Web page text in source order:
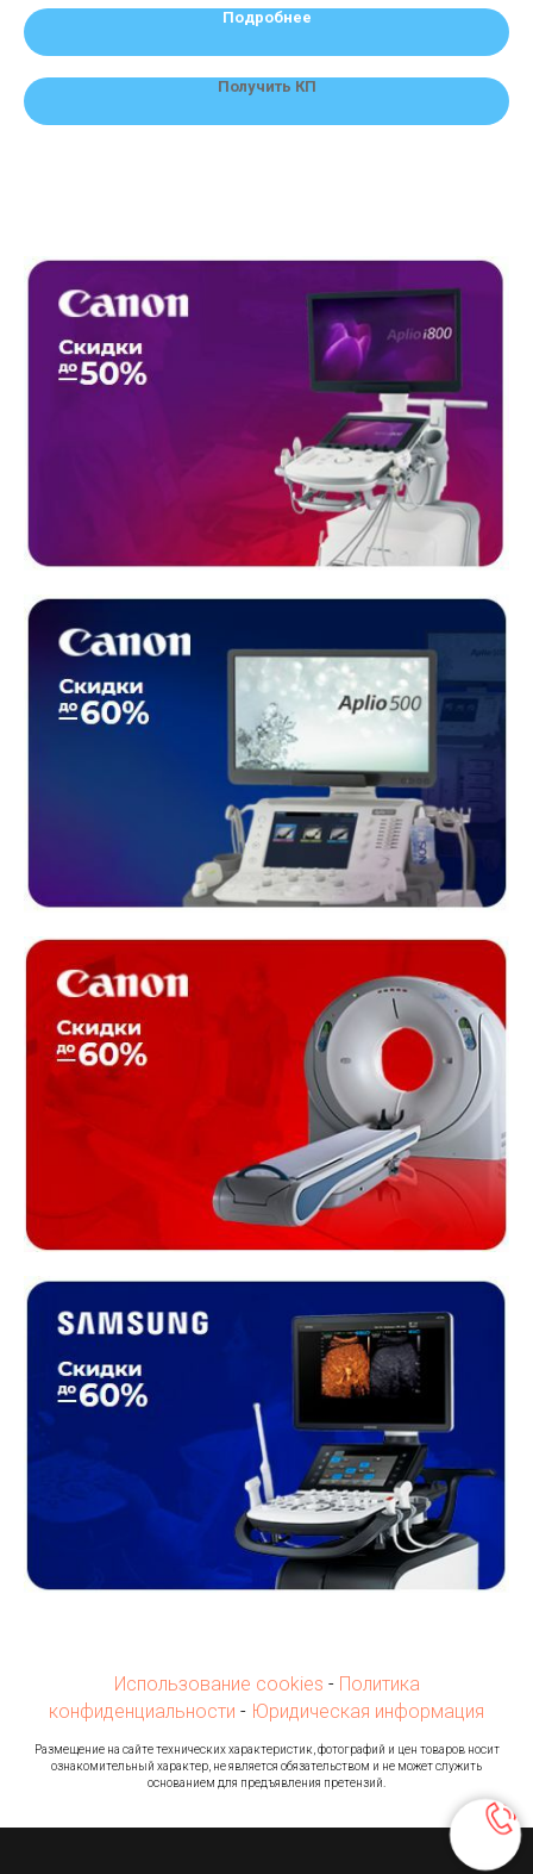
Подробнее
Получить КП
Использование cookies - Политика
конфиденциальности - Юридическая информация
Размещение на сайте технических характеристик, фотографий и цен товаров носит
ознакомительный характер, не является обязательством и не может служить
основанием для предъявления претензий.